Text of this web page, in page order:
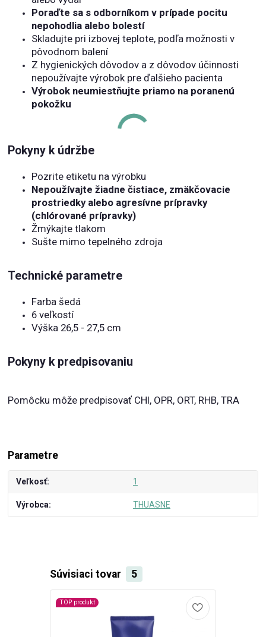
Poraďte sa s odborníkom v prípade pocitu
nepohodlia alebo bolestí
Skladujte pri izbovej teplote, podľa možnosti v
pôvodnom balení
Z hygienických dôvodov a z dôvodov účinnosti
nepoužívajte výrobok pre ďalšieho pacienta
Výrobok neumiestňujte priamo na poranenú
pokožku
Pokyny k údržbe
Pozrite etiketu na výrobku
Nepoužívajte žiadne čistiace, zmäkčovacie
prostriedky alebo agresívne prípravky
(chlórované prípravky)
Žmýkajte tlakom
Sušte mimo tepelného zdroja
Technické parametre
Farba šedá
6 veľkostí
Výška 26,5 - 27,5 cm
Pokyny k predpisovaniu
Pomôcku môže predpisovať CHI, OPR, ORT, RHB, TRA
Parametre
Veľkosť 1
Výrobca THUASNE
Súvisiaci tovar 5
TOP produkt